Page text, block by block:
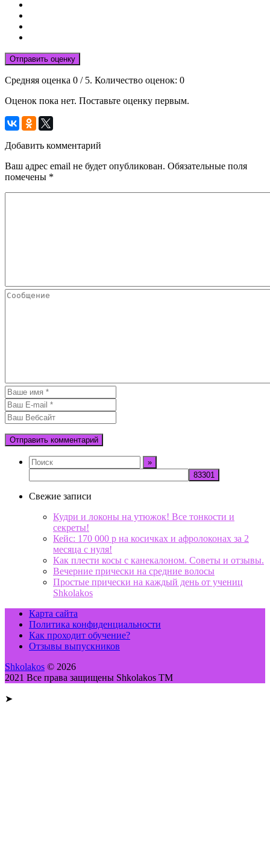
Отправить оценку
Средняя оценка 0 / 5. Количество оценок: 0
Оценок пока нет. Поставьте оценку первым.
Добавить комментарий
Ваш адрес email не будет опубликован. Обязательные поля
помечены *
Свежие записи
Кудри и локоны на утюжок! Все тонкости и
секреты!
Кейс: 170 000 р на косичках и афролоконах за 2
месяца с нуля!
Как плести косы с канекалоном. Советы и отзывы.
Вечерние прически на средние волосы
Простые прически на каждый день от учениц
Shkolakos
Карта сайта
Политика конфиденциальности
Как проходит обучение?
Отзывы выпускников
Shkolakos © 2026
2021 Все права защищены Shkolakos TM
➤